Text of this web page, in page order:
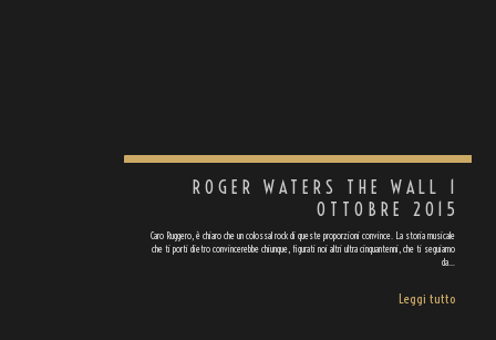
ROGER WATERS THE WALL 1
OTTOBRE 2015
Caro Ruggero, è chiaro che un colossal rock di queste proporzioni convince. La storia musicale
che ti porti dietro convincerebbe chiunque, figurati noi altri ultra cinquantenni, che ti seguiamo
da…
Leggi tutto